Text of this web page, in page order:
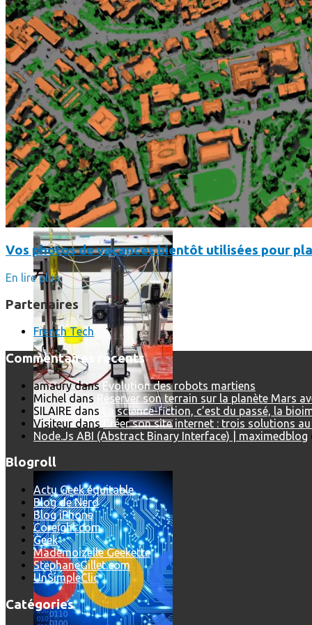
Science
Science
La science-fiction, c’est du passé, la bioimpression de peau
Vos photos de vacances bientôt utilisées pour
En lire plus
Partenaires
French Tech
Commentaires récents
amaurydansEvolution des robots martiens
Michel dans
Réserver son terrain sur la planète Mars
SILAIRE dans
La science-fiction, c’est du passé, la
Visiteur dans
Créer son site internet : trois solutions au
Node.Js ABI (Abstract Binary Interface) | maximedblog
Blogroll
Actu Geek équitable
Blog de Nerd
Blog iPhone
Coreight.com
Geek
Mademoizelle Geekette
StephaneGillet.com
UnSimpleClic
Catégories